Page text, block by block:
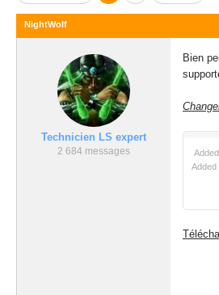
NightWolf
Technicien LS expert
2 684 messages
Bien
Added